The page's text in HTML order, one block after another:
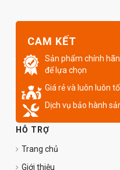
CAM KẾT
Sản phẩm chính
để lựa chọn
Giá rẻ và luôn luôn
Dịch vụ bảo hành
HỖ TRỢ
Trang chủ
Giới thiệu